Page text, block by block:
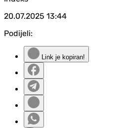
20.07.2025 13:44
Podijeli:
Link je kopiran!